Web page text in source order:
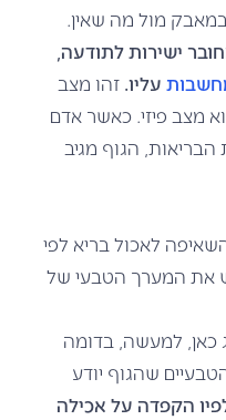
מול מה שאין.
ישירות לתודעה,
עליו. זהו מצב
מצב פיזי. כאשר אדם
הגוף מגיב
לאכול בריא לפי
את המערך הטבעי של
כאן, למעשה, בדומה
שהגוף יודע
הקפדה על אכילה